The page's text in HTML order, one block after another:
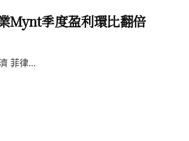
Mynt季度盈利環比翻倍
菲律...